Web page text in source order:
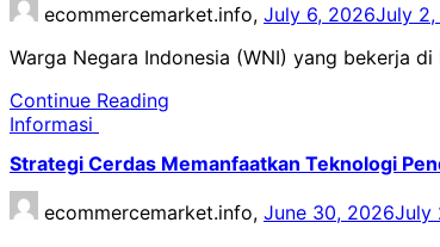
ecommercemarket.info, July 6, 2026July
Warga Negara Indonesia (WNI) yang bekerja
Continue Reading
Informasi
Strategi Cerdas Memanfaatkan Teknologi
ecommercemarket.info, June 30, 2026July